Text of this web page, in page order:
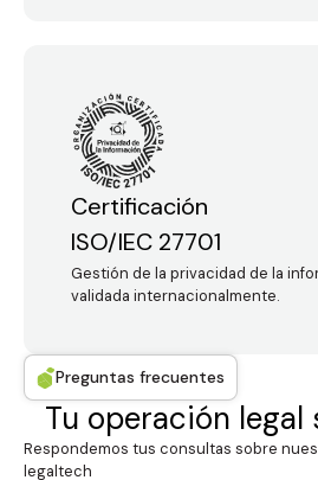
Certificación
ISO/IEC 27701
Gestión de la privacidad de la
validada internacionalmente.
Preguntas frecuentes
Tu operación
Respondemos tus consultas sobre
legaltech